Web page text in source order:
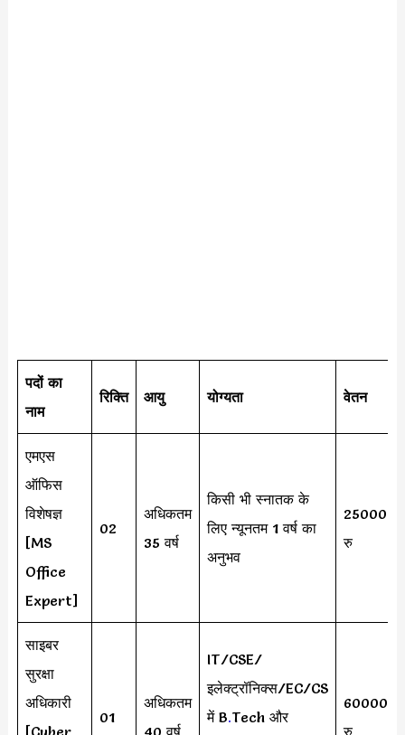
पदों का
नाम
रिक्ति आयु योग्यता वेतन
एमएस
ऑफिस
विशेषज्ञ
[MS
Office
Expert]
02
अधिकतम
35 वर्ष
किसी भी स्नातक के
लिए न्यूनतम 1 वर्ष का
अनुभव
25000
रु
साइबर
सुरक्षा
अधिकारी
[Cyber
01
अधिकतम
40 वर्ष
IT/CSE/
इलेक्ट्रॉनिक्स/EC/CS
में B.Tech और
60000
रु